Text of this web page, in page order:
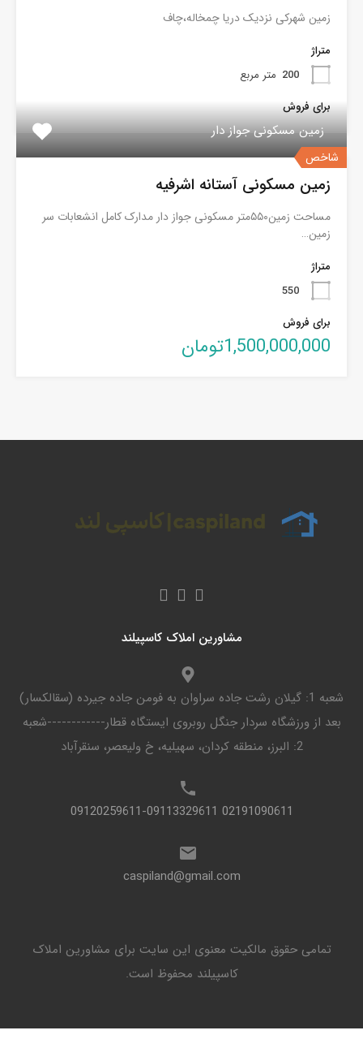
زمین شهرکی نزدیک دریا چمخاله،چاف
متراژ
200 متر مربع
برای فروش
شاخص
زمین مسکونی جواز دار
زمین مسکونی آستانه اشرفیه
مساحت زمین۵۵۰متر مسکونی جواز دار مدارک کامل انشعابات سر
زمین…
متراژ
550
برای فروش
1,500,000,000تومان
مشاورین املاک کاسپیلند
شعبه 1: گیلان رشت جاده سراوان به فومن جاده جیرده (سقالکسار)
بعد از ورزشگاه سردار جنگل روبروی ایستگاه قطار------------شعبه
2: البرز، منطقه کردان، سهیلیه، خ ولیعصر، سنقرآباد
02191090611 09120259611-09113329611
caspiland@gmail.com
تمامی حقوق مالکیت معنوی این ‌سایت برای مشاورین املاک
کاسپیلند محفوظ است.